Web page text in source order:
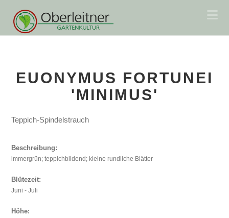
EUONYMUS FORTUNEI
'MINIMUS'
Teppich-Spindelstrauch
Beschreibung:
immergrün; teppichbildend; kleine rundliche Blätter
Blütezeit:
Juni - Juli
Höhe: